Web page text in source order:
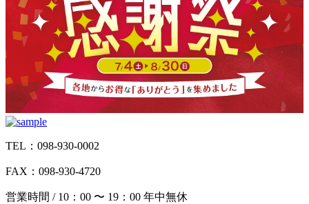
TEL：098-930-0002
FAX：098-930-4720
営業時間 / 10：00 〜 19：00 年中無休